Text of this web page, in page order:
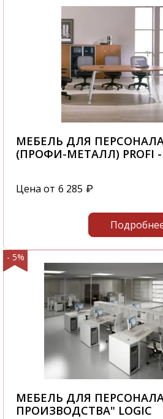
МЕБЕЛЬ ДЛЯ
(ПРОФИ-МЕТАЛЛ) PROFI -
Цена от 6 285 ₽
- 5%
МЕБЕЛЬ ДЛЯ ПЕРСОНАЛА
ПРОИЗВОДСТВА" LOGIC